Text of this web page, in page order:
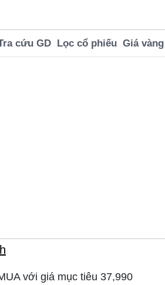
cứu GD Lọc cổ phiếu Giá vàng
SJC BTMH USD